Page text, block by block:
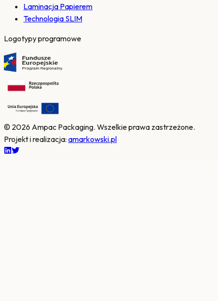
Laminacja Papierem
Technologia SLIM
Logotypy programowe
© 2026 Ampac Packaging. Wszelkie prawa zastrzeżone.
Projekt i realizacja: amarkowski.pl